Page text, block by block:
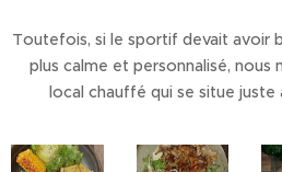
Toutefois, si le sportif devait avoir
plus calme et personnalisé, nous
local chauffé qui se situe juste